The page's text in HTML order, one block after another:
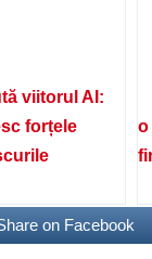
viitorul AI:
forțele
o
on Facebook